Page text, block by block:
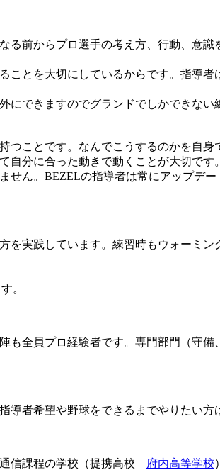
前からプロ選手の考え方、行動、意
とを大切にしているからです。指導
できますのでグランドでしかできな
つことです。なんでこうするのかを自
自分に合った動きで動くことが大切です
ん。BEZELの指導者は常にアップデ
実践しています。練習時もウォーミ
。
全員プロ経験者です。専門部門（守
導者希望や野球をできるまでやりたい方
信課程の学校（提携高校 府内高等学校